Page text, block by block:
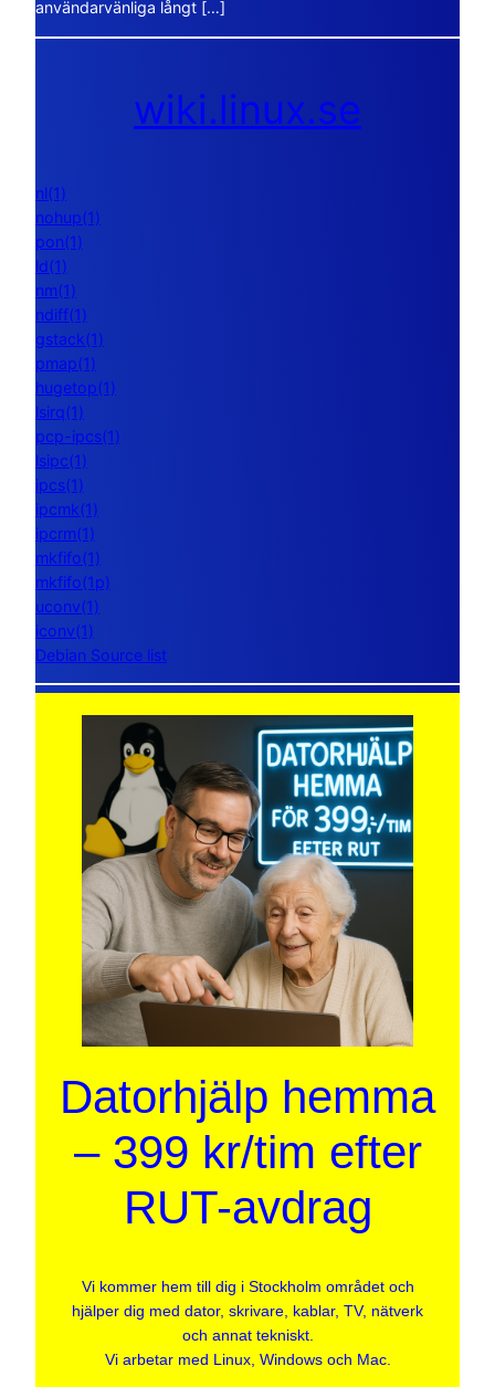
användarvänliga långt […]
wiki.linux.se
nl(1)
nohup(1)
pon(1)
ld(1)
nm(1)
ndiff(1)
gstack(1)
pmap(1)
hugetop(1)
lsirq(1)
pcp-ipcs(1)
lsipc(1)
ipcs(1)
ipcmk(1)
ipcrm(1)
mkfifo(1)
mkfifo(1p)
uconv(1)
iconv(1)
Debian Source list
Datorhjälp hemma
– 399 kr/tim efter
RUT-avdrag
Vi kommer hem till dig i Stockholm området och
hjälper dig med dator, skrivare, kablar, TV, nätverk
och annat tekniskt.
Vi arbetar med Linux, Windows och Mac.